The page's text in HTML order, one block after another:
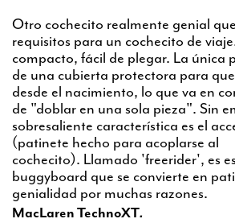
Otro cochecito realmente genial
requisitos para un cochecito de
compacto, fácil de plegar. La única
de una cubierta protectora para
desde el nacimiento, lo que va en
de "doblar en una sola pieza". Sin
sobresaliente característica es el
(patinete hecho para acoplarse al
cochecito). Llamado 'freerider', es
buggyboard que se convierte en
genialidad por muchas razones.
MacLaren TechnoXT.